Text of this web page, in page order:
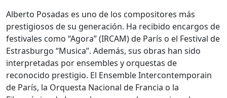
Alberto Posadas es uno de los compositores más
prestigiosos de su generación. Ha recibido encargos de
festivales como “Agora” (IRCAM) de París o el Festival de
Estrasburgo “Musica”. Además, sus obras han sido
interpretadas por ensembles y orquestas de
reconocido prestigio. El Ensemble Intercontemporain
de París, la Orquesta Nacional de Francia o la